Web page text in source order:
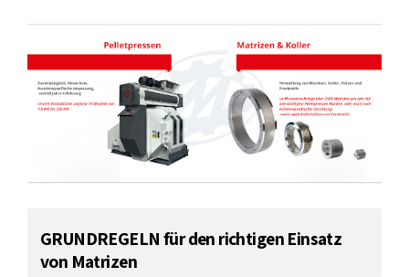
GRUNDREGELN für den richtigen Einsatz
von Matrizen